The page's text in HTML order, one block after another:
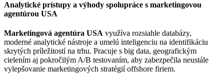
Analytické prístupy a výhody spolupráce s marketingovou
agentúrou USA
Marketingová agentúra USA využíva rozsiahle databázy,
moderné analytické nástroje a umelú inteligenciu na identifikáciu
skrytých príležitostí na trhu. Pracuje s big data, geografickým
cielením aj pokročilým A/B testovaním, aby zabezpečila neustále
vylepšovanie marketingových stratégií offshore firiem.